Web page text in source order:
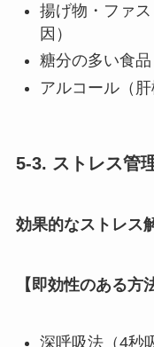
揚げ物・ファ
因）
糖分の多い食品
アルコール（肝
5-3. ストレス管
効果的なストレス
【即効性のある方
深呼吸法（4秒